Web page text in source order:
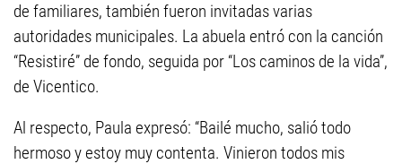
de familiares, también fueron invitadas varias
autoridades municipales. La abuela entró con la canción
“Resistiré” de fondo, seguida por “Los caminos de la vida”,
de Vicentico.
Al respecto, Paula expresó: “Bailé mucho, salió todo
hermoso y estoy muy contenta. Vinieron todos mis